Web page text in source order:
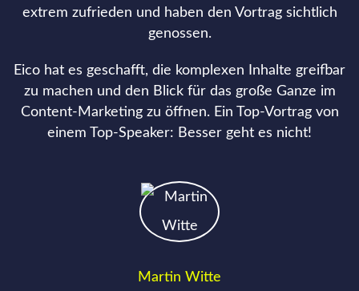
extrem zufrieden und haben den Vortrag sichtlich
genossen.
Eico hat es geschafft, die komplexen Inhalte greifbar
zu machen und den Blick für das große Ganze im
Content-Marketing zu öffnen. Ein Top-Vortrag von
einem Top-Speaker: Besser geht es nicht!
Martin Witte